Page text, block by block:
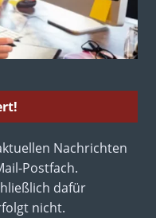
Nachrichten
Postfach.
dafür
nicht.